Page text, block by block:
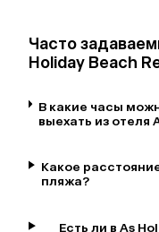
Часто
Holiday Beach
В какие часы
выехать из отеля
Какое
пляжа?
Есть ли в As